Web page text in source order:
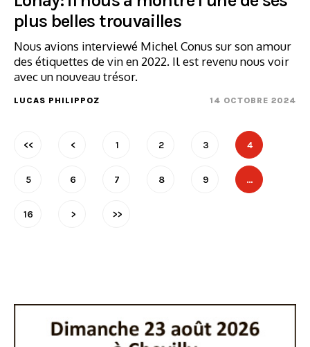
plus belles trouvailles
Nous avions interviewé Michel Conus sur son amour
des étiquettes de vin en 2022. Il est revenu nous voir
avec un nouveau trésor.
LUCAS PHILIPPOZ 14 OCTOBRE 2024
<< < 1 2 3 4
5 6 7 8 9 …
16 > >>